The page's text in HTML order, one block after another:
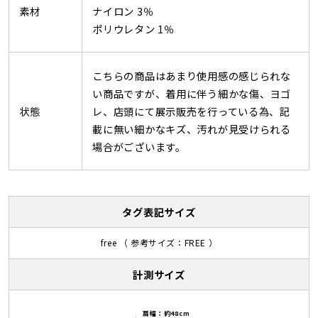
素材
ナイロン 3％
ポリウレタン 1％
状態
こちらの商品はあまり使用感の感じられな
い商品ですが、着用に伴う細かな傷、ヨゴ
レ、店頭にて展示販売を行っている為、記
載に無い細かなキズ、汚れが見受けられる
場合がございます。
タグ表記サイズ
free （ 参考サイズ：FREE ）
計測サイズ
肩幅：約48cm